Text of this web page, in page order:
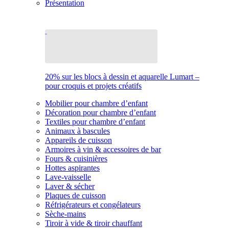
Présentation
20% sur les blocs à dessin et aquarelle Lumart –
pour croquis et projets créatifs
Mobilier pour chambre d’enfant
Décoration pour chambre d’enfant
Textiles pour chambre d’enfant
Animaux à bascules
Appareils de cuisson
Armoires à vin & accessoires de bar
Fours & cuisinières
Hottes aspirantes
Lave-vaisselle
Laver & sécher
Plaques de cuisson
Réfrigérateurs et congélateurs
Sèche-mains
Tiroir à vide & tiroir chauffant